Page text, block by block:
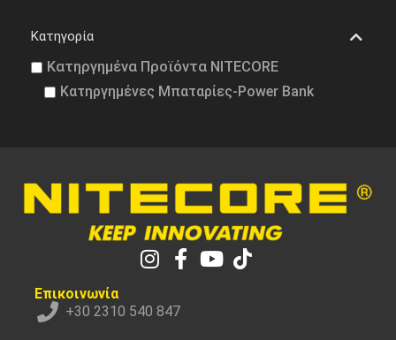
Κατηγορία
Κατηργημένα Προϊόντα NITECORE
Κατηργημένες Μπαταρίες-Power Bank
Επικοινωνία
+30 2310 540 847